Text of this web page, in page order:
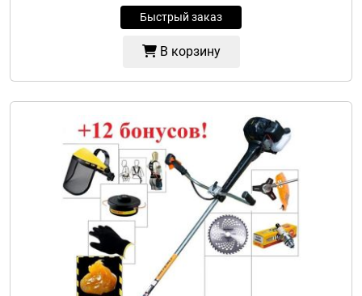
Быстрый заказ
В корзину